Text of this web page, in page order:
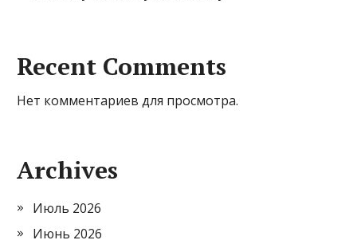
Recent Comments
Нет комментариев для просмотра.
Archives
Июль 2026
Июнь 2026